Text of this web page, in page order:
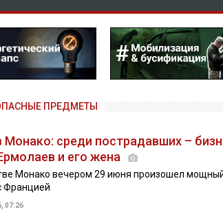
ПРЕДМЕТЫ
Монако: среди пострадавших –
и его жена
Монако вечером 29 июня произошел
Францией
07:26